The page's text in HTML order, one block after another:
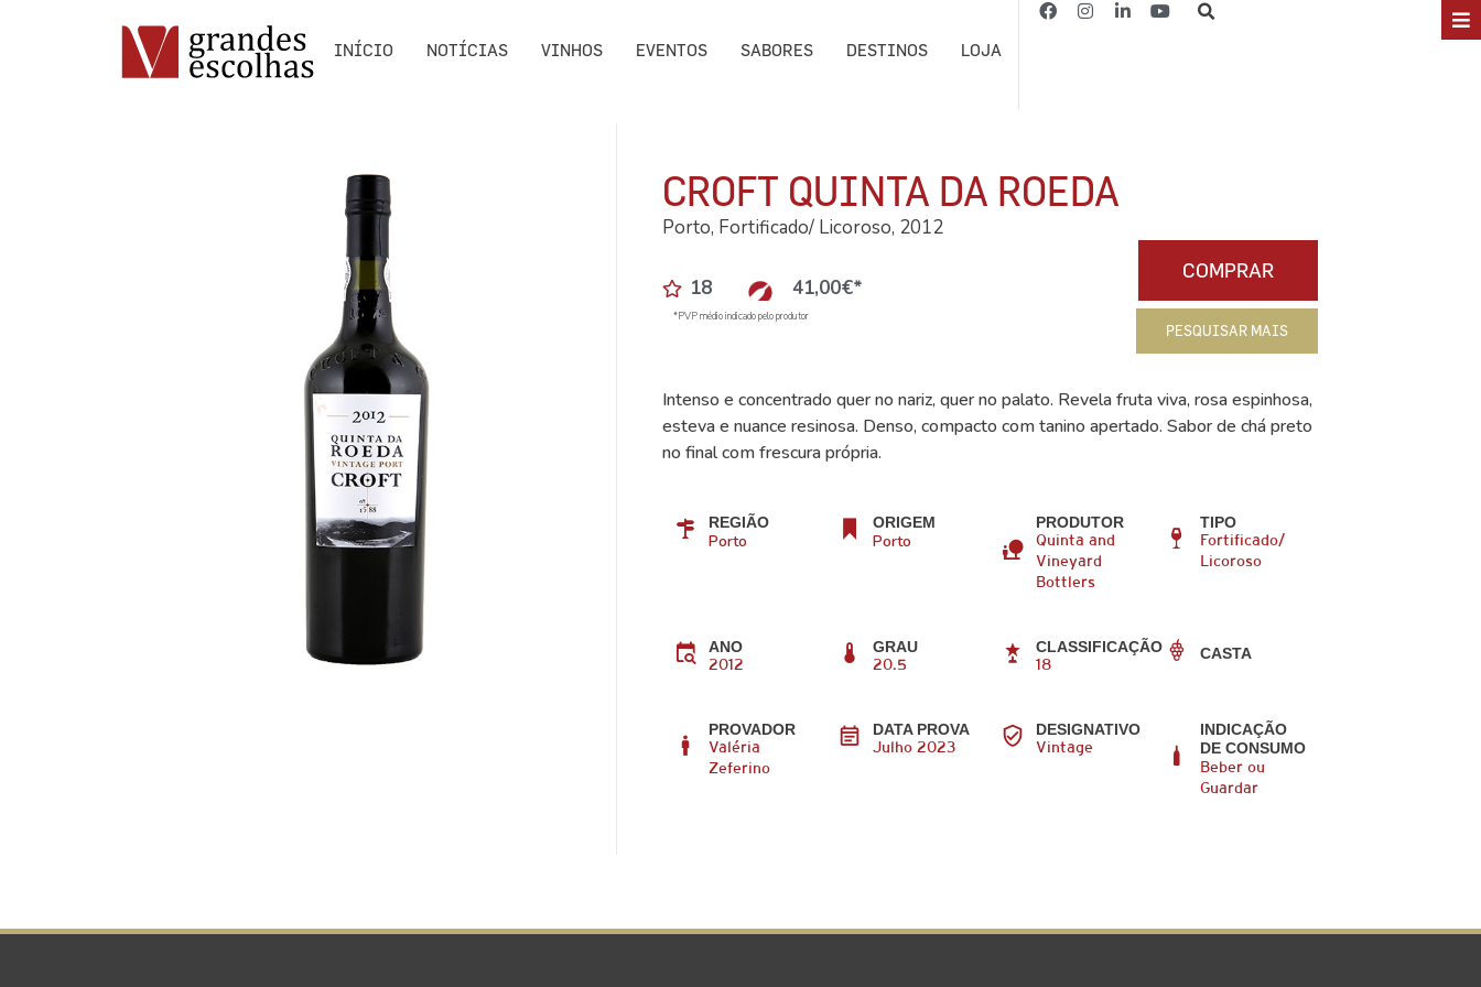
INÍCIO NOTÍCIAS VINHOS EVENTOS SABORES DESTINOS LOJA
CROFT QUINTA DA ROEDA
Porto, Fortificado/ Licoroso, 2012
18 41,00€*
*PVP médio indicado pelo produtor
COMPRAR
PESQUISAR MAIS
Intenso e concentrado quer no nariz, quer no palato. Revela fruta viva, rosa espinhosa,
esteva e nuance resinosa. Denso, compacto com tanino apertado. Sabor de chá preto
no final com frescura própria.
REGIÃO
Porto
ORIGEM
Porto
PRODUTOR
Quinta and
Vineyard
Bottlers
TIPO
Fortificado/
Licoroso
ANO
2012
GRAU
20.5
CLASSIFICAÇÃO
18
CASTA
PROVADOR
Valéria
Zeferino
DATA PROVA
Julho 2023
DESIGNATIVO
Vintage
INDICAÇÃO
DE CONSUMO
Beber ou
Guardar